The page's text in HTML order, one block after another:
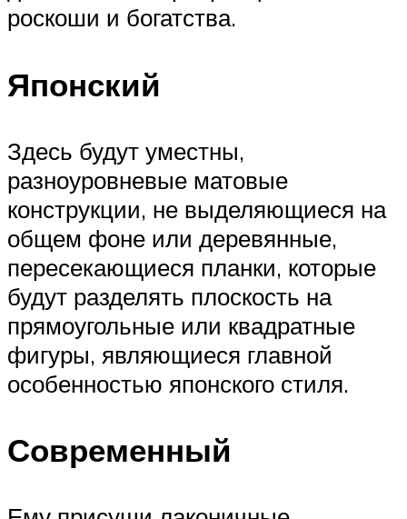
роскоши и богатства.
Японский
Здесь будут уместны,
разноуровневые матовые
конструкции, не выделяющиеся на
общем фоне или деревянные,
пересекающиеся планки, которые
будут разделять плоскость на
прямоугольные или квадратные
фигуры, являющиеся главной
особенностью японского стиля.
Современный